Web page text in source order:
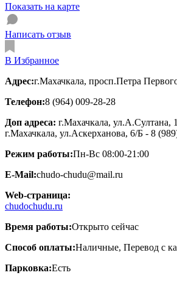
Показать на карте
Написать отзыв
В Избранное
Адрес:г.Махачкала, просп.Петра
Телефон:8 (964) 009-28-28
Доп адреса: г.Махачкала, ул.А.Султана,
г.Махачкала, ул.Аскерханова, 6/Б - 8
Режим работы:Пн-Вс 08:00-21:00
E-Mail:chudo-chudu@mail.ru
Web-страница:
chudochudu.ru
Время работы:Открыто сейчас
Способ оплаты:Наличные, Перевод с
Парковка:Есть